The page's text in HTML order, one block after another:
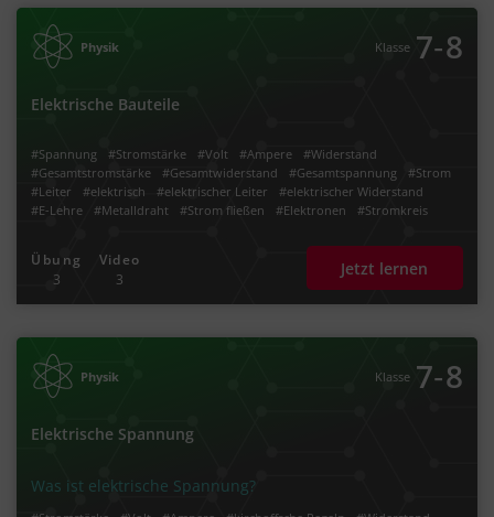
Physik Klasse 7‐8
Elektrische Bauteile
#Spannung #Stromstärke #Volt #Ampere
#Widerstand
#Gesamtstromstärke
#Gesamtwiderstand #Gesamtspannung
#Strom
#Leiter
#elektrisch #elektrischer Leiter
#elektrischer Widerstand
#E-Lehre
#Metalldraht #Strom fließen #Elektronen
#Stromkreis
#Stromabnehmer
#Lampe
#Glühbirne
#Schalter
#Kondensator
#Kondensatorplatten
#Ladung
#Parallelschaltung
#Reihenschaltung #Schaltskizze
Übung
3
Video
3
Jetzt lernen
Physik Klasse 7‐8
Elektrische Spannung
Was ist elektrische Spannung?